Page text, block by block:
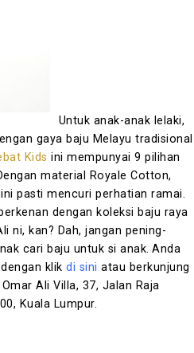
Untuk anak-anak lelaki,
gaya baju Melayu tradisional
Kids ini mempunyai 9 pilihan
material Royale Cotton,
pasti mencuri perhatian ramai.
dengan koleksi baju raya
ni, kan? Dah, jangan pening-
cari baju untuk si anak. Anda
klik di sini atau berkunjung
Omar Ali Villa, 37, Jalan Raja
Kuala Lumpur.